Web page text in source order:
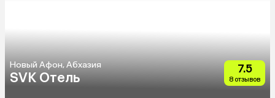
Новый Афон, Абхазия
SVK Отель
7.5
8 отзывов